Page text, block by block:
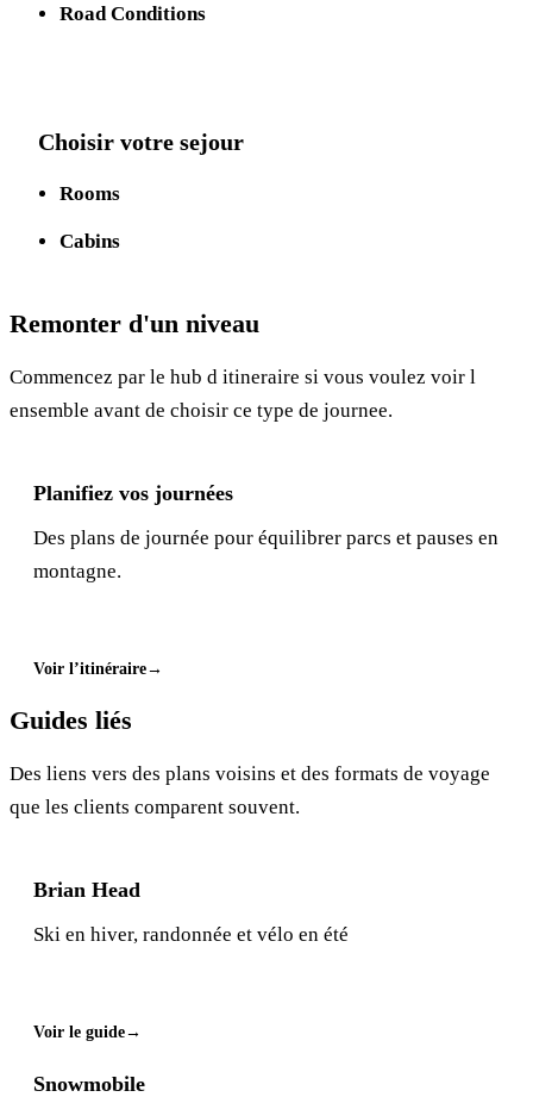
Road Conditions
Choisir votre sejour
Rooms
Cabins
Remonter d'un niveau
Commencez par le hub d itineraire si vous voulez voir l
ensemble avant de choisir ce type de journee.
Planifiez vos journées
Des plans de journée pour équilibrer parcs et pauses en
montagne.
Voir l’itinéraire
Guides liés
Des liens vers des plans voisins et des formats de voyage
que les clients comparent souvent.
Brian Head
Ski en hiver, randonnée et vélo en été
Voir le guide
Snowmobile